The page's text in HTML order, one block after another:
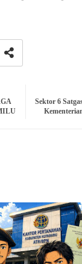
Sektor 6